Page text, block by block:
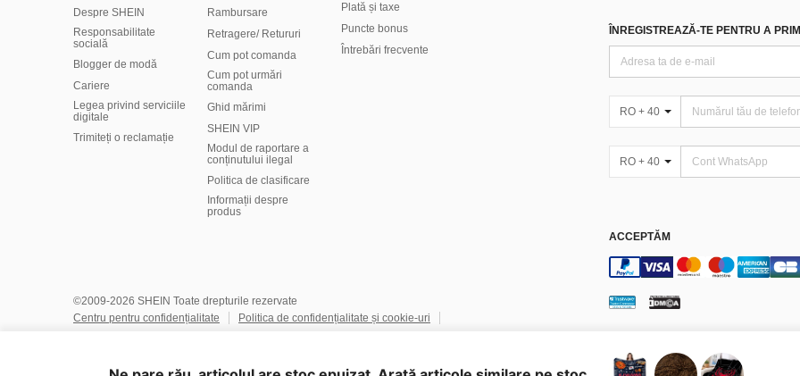
Despre SHEIN
Responsabilitate
socială
Blogger de modă
Cariere
Legea privind serviciile
digitale
Trimiteți o reclamație
Rambursare
Retragere/ Retururi
Cum pot comanda
Cum pot urmări
comanda
Ghid mărimi
SHEIN VIP
Modul de raportare a
conținutului ilegal
Politica de clasificare
​Informații despre
produs
Plată și taxe
Puncte bonus
Întrebări frecvente
ÎNREGISTREAZĂ-TE PENTRU A
RO + 40
RO + 40
ACCEPTĂM
©2009-2026 SHEIN Toate drepturile rezervate
Centru pentru confidențialitate
Politica de confidențialitate și cookie-uri